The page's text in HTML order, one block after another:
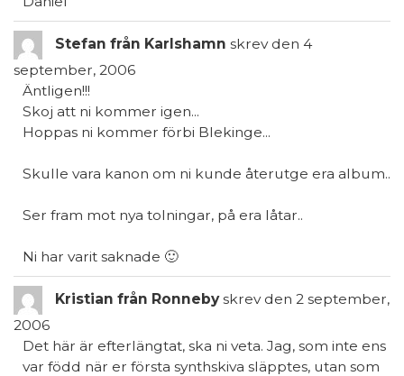
Stefan från Karlshamn skrev den 4
september, 2006
Äntligen!!!
Skoj att ni kommer igen...
Hoppas ni kommer förbi Blekinge...
Skulle vara kanon om ni kunde återutge era album..
Ser fram mot nya tolningar, på era låtar..
Ni har varit saknade 🙂
Kristian från Ronnebyskrev den 2 september,
2006
Det här är efterlängtat, ska ni veta. Jag, som inte ens
var född när er första synthskiva släpptes, utan som